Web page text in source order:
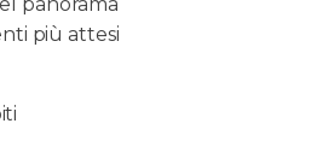
più attesi